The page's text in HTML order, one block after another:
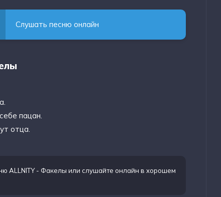
Слушать песню онлайн
пацан.
отца.
ALLNITY - Факелы или слушайте онлайн в хорошем